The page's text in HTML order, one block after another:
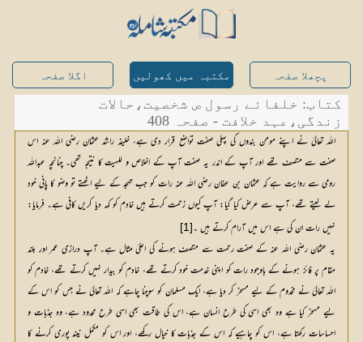
پچھلا صفحہ مکتبہ میں کھولیں اگلا صفحہ
کتاب: خلفائے رسول ص شخصیت،حالات
زندگی،عہد خلافت - صفحہ 408
اللہ تعالیٰ نے اپنے مومن بندوں کی پہلی صفت تواضع قرار دی ہے، خلیفہ راشد عثمان رضی اللہ عنہ اس
صفت سے متصف تھے اور آپ کے اندر یہ صفت آپ کے اخلاص و للہیت کا نتیجہ تھی۔ چنانچہ عبداللہ
رومی سے روایت ہے کہ عثمان بن عفان رضی اللہ عنہ رات کو جب تہجد کے لیے اٹھتے تو وضو کا پانی خود
لے لیتے تھے، آپ سے عرض کیا گیا: آپ کیوں زحمت کرتے ہیں خادم کو کہہ دیا کریں کافی ہے۔ فرمایا:
نہیں رات ان کی ہے اس میں آرام کرتے ہیں ۔[1]
یہ عثمان رضی اللہ عنہ کے صفت رحمت سے متصف ہونے کی اعلیٰ مثال ہے۔ آپ درازی عمر اور بلند
مقام پر فائز ہونے کے باوجود رات کو اپنی خدمت خود کرتے تھے، خادم کو بیدار نہیں کرتے تھے، خادم کو
اللہ تعالیٰ نے مخدوم کے لیے مسخر کر دیا ہے، ایک مسلمان کو سوچنا چاہے کہ اللہ تعالیٰ نے جس کو اس کے
لیے مسخر کیا ہے وہ بھی اسی کی طرح انسان ہے، اس کی طاقت بھی اسی طرح محدود ہے، وہ جذبات و
احساسات رکھتا ہے، اس کو چاہیے کہ اس کے جذبات کا خیال رکھے، اور اس کو مکمل نیند پوری کرنے کا